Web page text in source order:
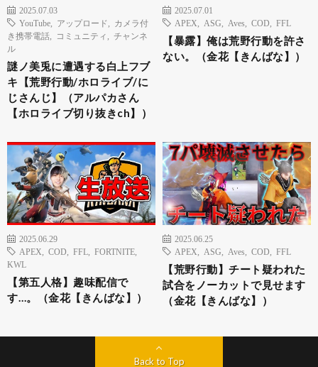
2025.07.03
YouTube
アップロード
カメラ付
き携帯電話
コミュニティ
チャンネ
ル
謎ノ美兎に遭遇する白上フブ
キ【荒野行動/ホロライブ/に
じさんじ】（アルパカさん
【ホロライブ切り抜きch】）
2025.07.01
APEX
ASG Aves COD FFL
【暴露】俺は荒野行動を許さ
ない。（金花【きんばな】）
2025.06.29
APEX
COD FFL FORTNITE
KWL
【第五人格】趣味配信で
す…。（金花【きんばな】）
2025.06.25
APEX
ASG Aves COD FFL
【荒野行動】チート疑われた
試合をノーカットで見せます
（金花【きんばな】）
Back to Top